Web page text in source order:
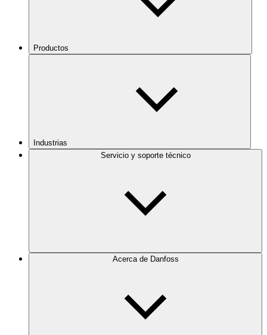
Productos
Industrias
Servicio y soporte técnico
Acerca de Danfoss